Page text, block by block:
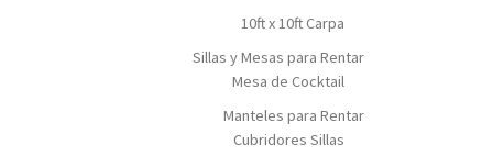
10ft x 10ft Carpa
Sillas y Mesas para Rentar
Mesa de Cocktail
Manteles para Rentar
Cubridores Sillas